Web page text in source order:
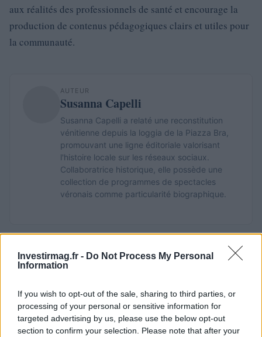
Investirmag.fr - Do Not Process My Personal
Information
If you wish to opt-out of the sale, sharing to third parties, or
processing of your personal or sensitive information for
targeted advertising by us, please use the below opt-out
section to confirm your selection. Please note that after your
aux réalités des professionnels de santé et encourage la
production de contenus pédagogiques clairs et utiles pour
la communauté.
AUTEUR
Susanna Capelli
Susanna Capelli a relaté une reconstitution
vénitienne depuis la loggia de la Piazza Bra,
promouvant une ligne éditoriale valorisant
l'histoire locale sur les réseaux sociaux.
Collaboratrice historique, elle possède une
collection de programmes de spectacles
véronais comme particularité biographique.